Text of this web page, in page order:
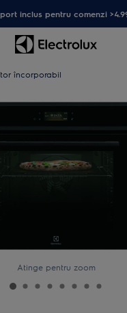
inclus pentru comenzi
încorporabil
Atinge pentru zoom